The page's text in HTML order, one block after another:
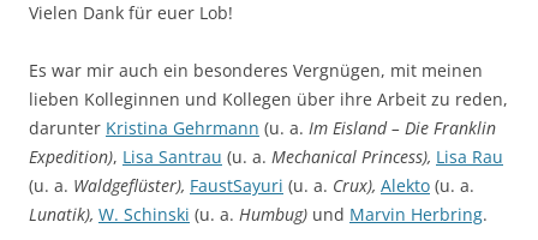
Vielen Dank für euer Lob!
Es war mir auch ein besonderes Vergnügen, mit meinen
lieben Kolleginnen und Kollegen über ihre Arbeit zu reden,
darunter Kristina Gehrmann (u. a. Im Eisland – Die Franklin
Expedition), Lisa Santrau (u. a. Mechanical Princess), Lisa Rau
(u. a. Waldgeflüster), FaustSayuri (u. a. Crux), Alekto (u. a.
Lunatik), W. Schinski (u. a. Humbug) und Marvin Herbring.